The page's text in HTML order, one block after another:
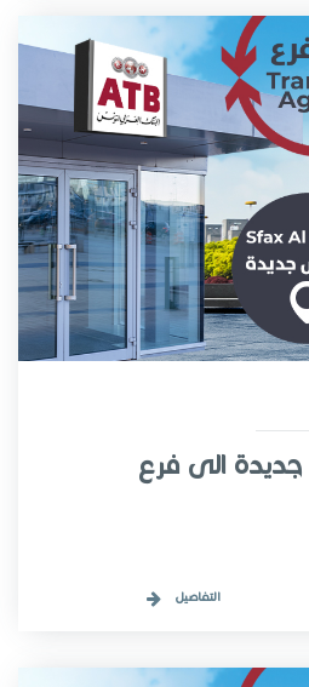
الى فرع
التفاصيل